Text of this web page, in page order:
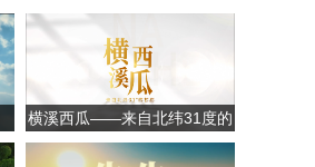
横溪西瓜——来自北纬31度的
甘甜